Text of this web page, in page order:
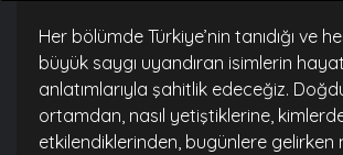
Her bölümde Türkiye’nin tanıdığı ve
büyük saygı uyandıran isimlerin
anlatımlarıyla şahitlik edeceğiz.
ortamdan, nasıl yetiştiklerine,
etkilendiklerinden, bugünlere gelirken